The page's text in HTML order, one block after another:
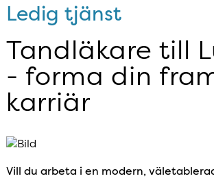
Ledig tjänst
Tandläkare till
- forma din
karriär
Vill du arbeta i en modern,